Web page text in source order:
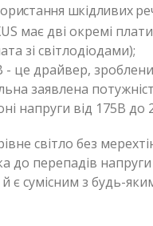
шкідливих
має дві окремі
зі світлодіодами);
- це драйвер,
заявлена
напруги від 175В до
світло без
до перепадів
є сумісним з будь-